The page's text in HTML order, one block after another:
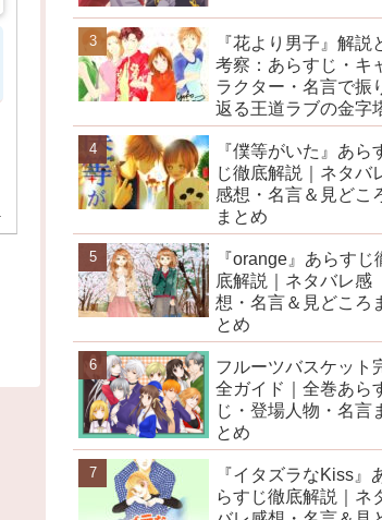
『花より男子』解説
考察：あらすじ・キ
ラクター・名言で振
返る王道ラブの金字
『僕等がいた』あら
じ徹底解説｜ネタバ
感想・名言＆見どこ
まとめ
『orange』あらすじ
底解説｜ネタバレ感
想・名言＆見どころ
とめ
フルーツバスケット
全ガイド｜全巻あら
じ・登場人物・名言
とめ
『イタズラなKiss』
らすじ徹底解説｜ネ